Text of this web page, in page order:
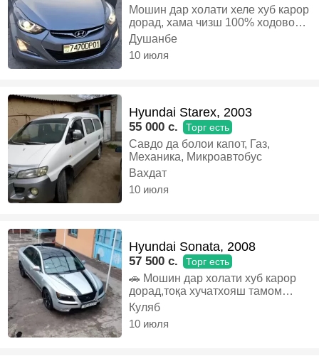
Мошин дар холати хеле хуб карор
дорад, хама чизш 100% ходовой,
мотор коробка бе ягон проблема
4 балон нав подогрев сидения
пеш кафо документ 10 мох
Душанбе
10 июля
Hyundai Starex, 2003
55 000 c. Торг есть
Савдо да болои капот, Газ,
Механика, Микроавтобус
Вахдат
10 июля
Hyundai Sonata, 2008
57 500 c. Торг есть
🚗 Мошин дар холати хуб карор
дорад,тоқа хучатхояш тамом
шудааст,🖊️ срочно фурухта
мешавад . Тел:988882764,, Газ,
Куляб
10 июля